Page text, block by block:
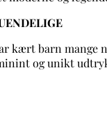
kært barn
og unikt